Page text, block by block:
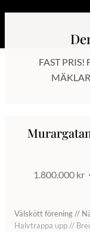
FAST PRIS!
1.800.000 kr
Välskött förening //
Halvtrappa upp //